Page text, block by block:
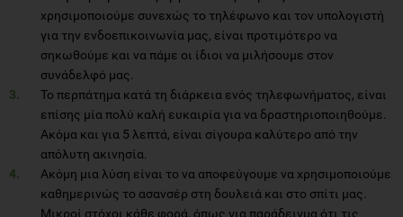
χρησιμοποιούμε συνεχώς το τηλέφωνο και τον υπολογιστή
για την ενδοεπικοινωνία μας, είναι προτιμότερο να
σηκωθούμε και να πάμε οι ίδιοι να μιλήσουμε στον
συνάδελφό μας.
Το περπάτημα κατά τη διάρκεια ενός τηλεφωνήματος, είναι
επίσης μία πολύ καλή ευκαιρία για να δραστηριοποιηθούμε.
Ακόμα και για 5 λεπτά, είναι σίγουρα καλύτερο από την
απόλυτη ακινησία.
Ακόμη μια λύση είναι το να αποφεύγουμε να χρησιμοποιούμε
καθημερινώς το ασανσέρ στη δουλειά και στο σπίτι μας.
Μικροί στόχοι κάθε φορά, όπως για παράδειγμα ότι τις